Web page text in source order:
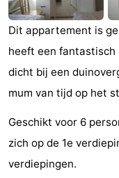
Monumenten
-
Kerken
-
Vuurtorens
-
-
Speeltuinen
Dit appartement is
heeft een
dicht bij een
mum van tijd op het
Geschikt voor 6
zich op de 1e
verdiepingen.